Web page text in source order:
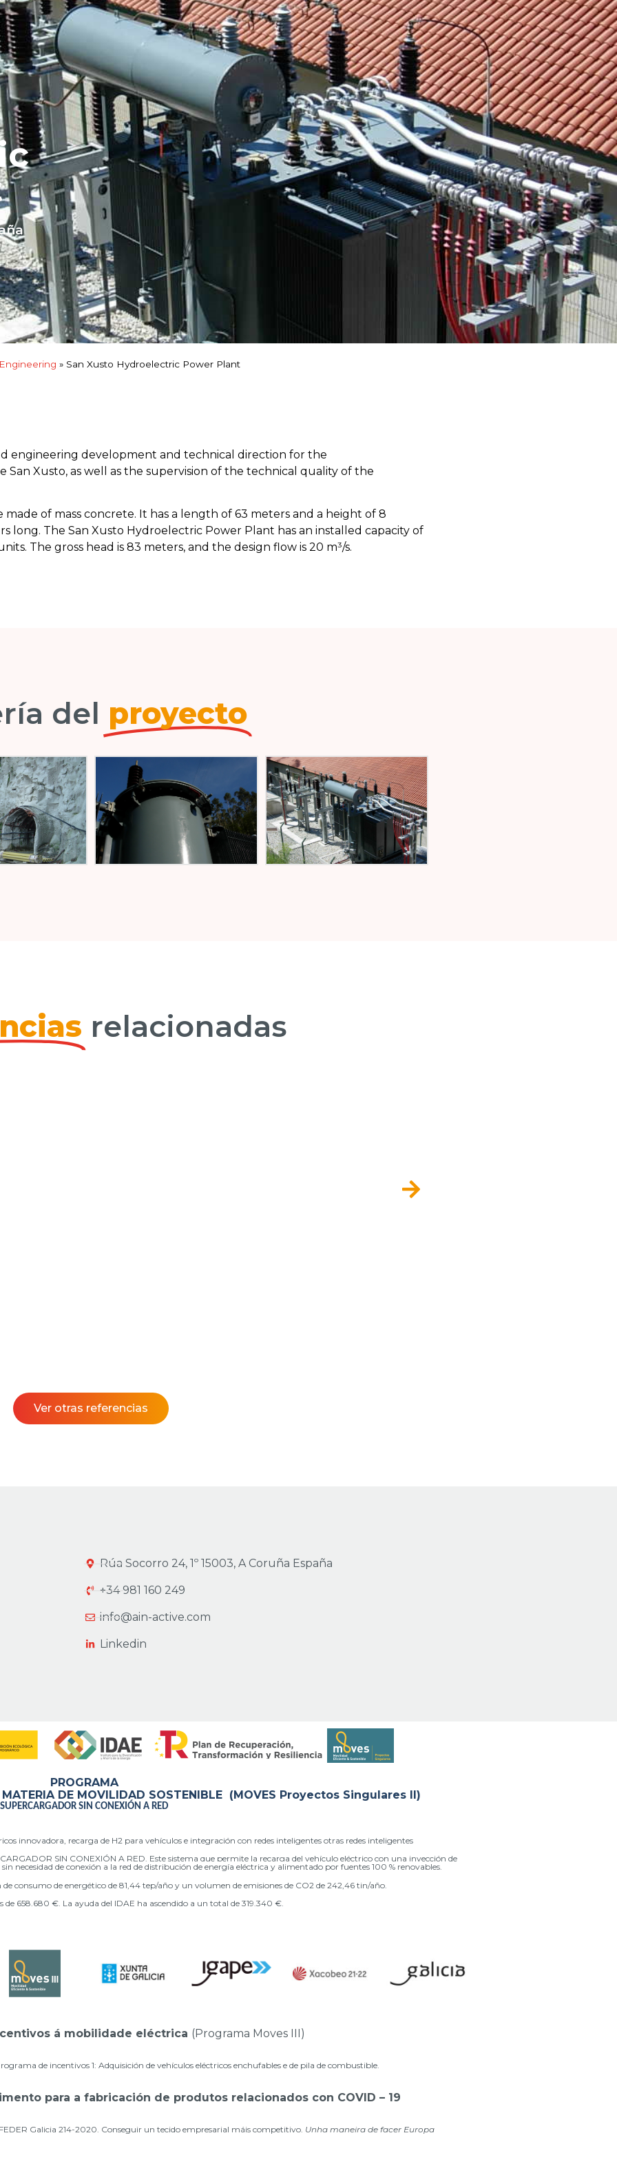
» San Xusto Hydroelectric Power Plant
engineering development and technical direction for the
San Xusto, as well as the supervision of the technical quality of the
of mass concrete. It has a length of 63 meters and a height of 8
long. The San Xusto Hydroelectric Power Plant has an installed capacity of
The gross head is 83 meters, and the design flow is 20 m³/s.
del proyecto
relacionadas
Ver otras referencias
Rúa Socorro 24, 1º 15003, A Coruña España
+34 981 160 249
info@ain-active.com
Linkedin
PROGRAMA
MATERIA DE MOVILIDAD SOSTENIBLE (MOVES Proyectos Singulares II)
SUPERCARGADOR SIN CONEXIÓN A RED
innovadora, recarga de H2 para vehículos e integración con redes inteligentes otras redes inteligentes
SIN CONEXIÓN A RED. Este sistema que permite la recarga del vehículo eléctrico con una inyección de
necesidad de conexión a la red de distribución de energía eléctrica y alimentado por fuentes 100 % renovables.
consumo de energético de 81,44 tep/año y un volumen de emisiones de CO2 de 242,46 tin/año.
de 658.680 €. La ayuda del IDAE ha ascendido a un total de 319.340 €.
á mobilidade eléctrica (Programa Moves III)
de incentivos 1: Adquisición de vehículos eléctricos enchufables e de pila de combustible.
para a fabricación de produtos relacionados con COVID – 19
Galicia 214-2020. Conseguir un tecido empresarial máis competitivo. Unha maneira de facer Europa